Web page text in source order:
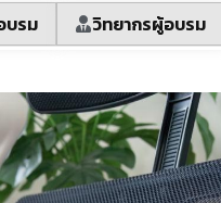
บรม วิทยากรผู้อบรม